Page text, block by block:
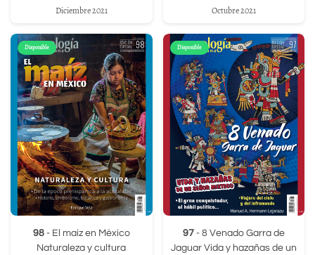
Diciembre 2021 Octubre 2021
Disponible
98- El maíz en México
Naturaleza y cultura
Disponible
97- 8 Venado Garra de
Jaguar Vida y hazañas de un